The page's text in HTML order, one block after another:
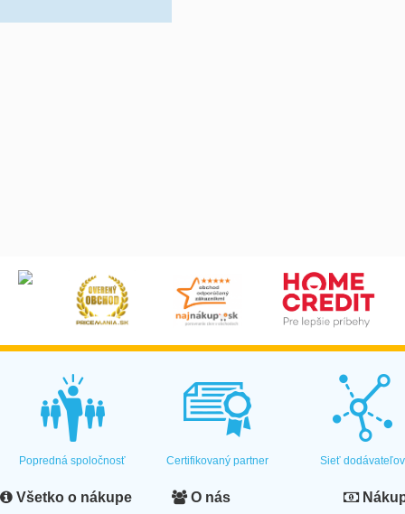
Popredná spoločnosť Certifikovaný partner Sieť dodávateľov
Všetko o nákupe O nás